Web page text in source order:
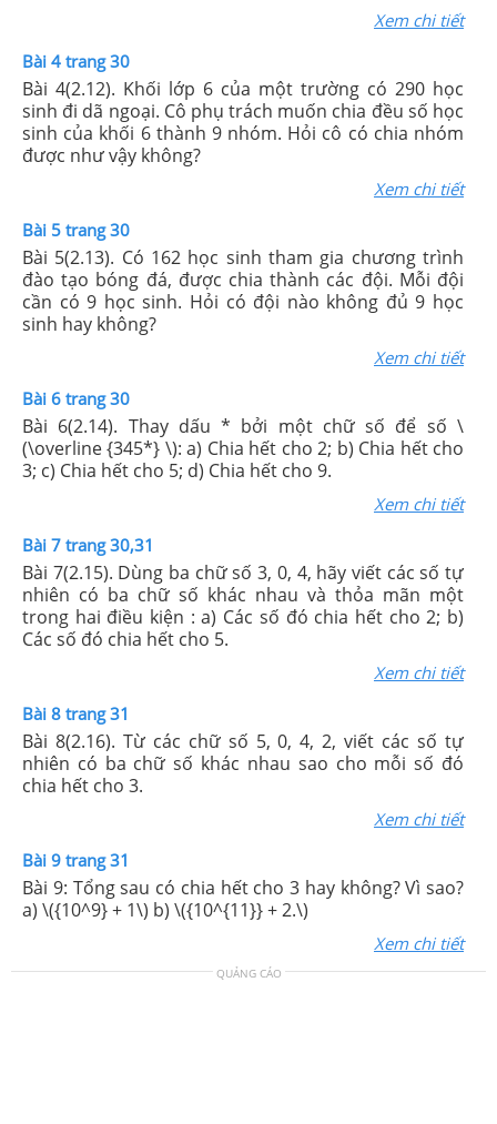
Xem chi tiết
Bài 4 trang 30
Bài 4(2.12). Khối lớp 6 của một trường có 290 học
sinh đi dã ngoại. Cô phụ trách muốn chia đều số học
sinh của khối 6 thành 9 nhóm. Hỏi cô có chia nhóm
được như vậy không?
Xem chi tiết
Bài 5 trang 30
Bài 5(2.13). Có 162 học sinh tham gia chương trình
đào tạo bóng đá, được chia thành các đội. Mỗi đội
cần có 9 học sinh. Hỏi có đội nào không đủ 9 học
sinh hay không?
Xem chi tiết
Bài 6 trang 30
Bài 6(2.14). Thay dấu * bởi một chữ số để số \
(\overline {345*} \): a) Chia hết cho 2; b) Chia hết cho
3; c) Chia hết cho 5; d) Chia hết cho 9.
Xem chi tiết
Bài 7 trang 30,31
Bài 7(2.15). Dùng ba chữ số 3, 0, 4, hãy viết các số tự
nhiên có ba chữ số khác nhau và thỏa mãn một
trong hai điều kiện : a) Các số đó chia hết cho 2; b)
Các số đó chia hết cho 5.
Xem chi tiết
Bài 8 trang 31
Bài 8(2.16). Từ các chữ số 5, 0, 4, 2, viết các số tự
nhiên có ba chữ số khác nhau sao cho mỗi số đó
chia hết cho 3.
Xem chi tiết
Bài 9 trang 31
Bài 9: Tổng sau có chia hết cho 3 hay không? Vì sao?
a) \({10^9} + 1\) b) \({10^{11}} + 2.\)
Xem chi tiết
QUẢNG CÁO